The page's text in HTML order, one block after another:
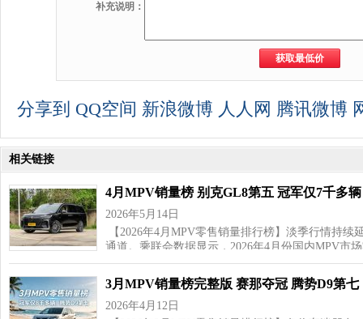
补充说明：
分享到 QQ空间 新浪微博 人人网 腾讯微博
相关链接
4月MPV销量榜 别克GL8第五 冠军仅7千多辆
2026年5月14日
【2026年4月MPV零售销量排行榜】淡季行情持
通道。乘联会数据显示，2026年4月份国内MPV市
3月MPV销量榜完整版 赛那夺冠 腾势D9第七
2026年4月12日